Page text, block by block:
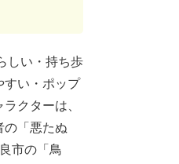
しい・持ち歩
すい・ポップ
クターは、
の「悪たぬ
市の「鳥